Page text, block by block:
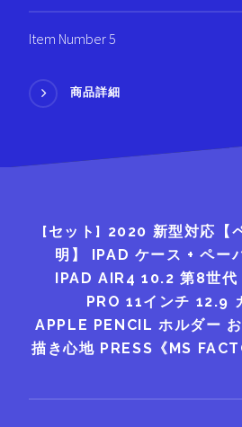
Item Number 5
商品詳細
[セット] 2020 新型対応【
明】 IPAD ケース + ペー
IPAD AIR4 10.2 第8世
PRO 11インチ 12.9
APPLE PENCIL ホルダー
描き心地 PRESS《MS